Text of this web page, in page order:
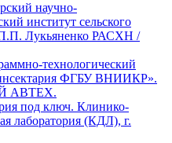
научно-
институт сельского
П.П. Лукьяненко РАСХН /
технологический
ФГБУ ВНИИКР».
АВТЕХ.
под ключ. Клинико-
лаборатория (КДЛ), г.